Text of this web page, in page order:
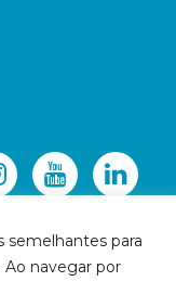
semelhantes para
navegar por
os direitos reservados